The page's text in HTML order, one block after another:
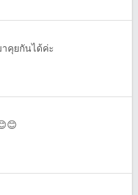
คุยกันได้ค่ะ